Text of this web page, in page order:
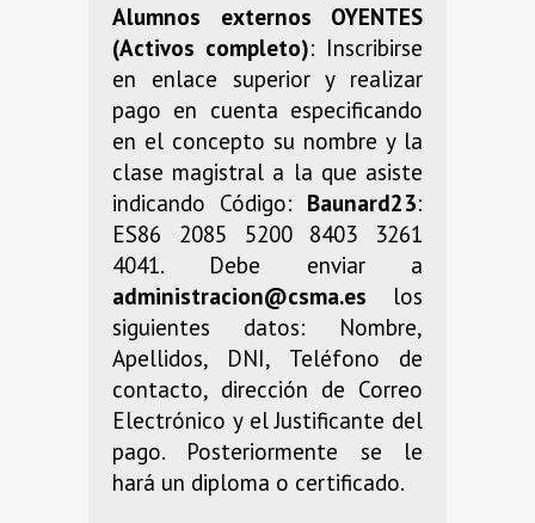
Alumnos externos OYENTES
(Activos completo): Inscribirse
en enlace superior y realizar
pago en cuenta especificando
en el concepto su nombre y la
clase magistral a la que asiste
indicando Código: Baunard23:
ES86 2085 5200 8403 3261
4041. Debe enviar a
administracion@csma.es los
siguientes datos: Nombre,
Apellidos, DNI, Teléfono de
contacto, dirección de Correo
Electrónico y el Justificante del
pago. Posteriormente se le
hará un diploma o certificado.